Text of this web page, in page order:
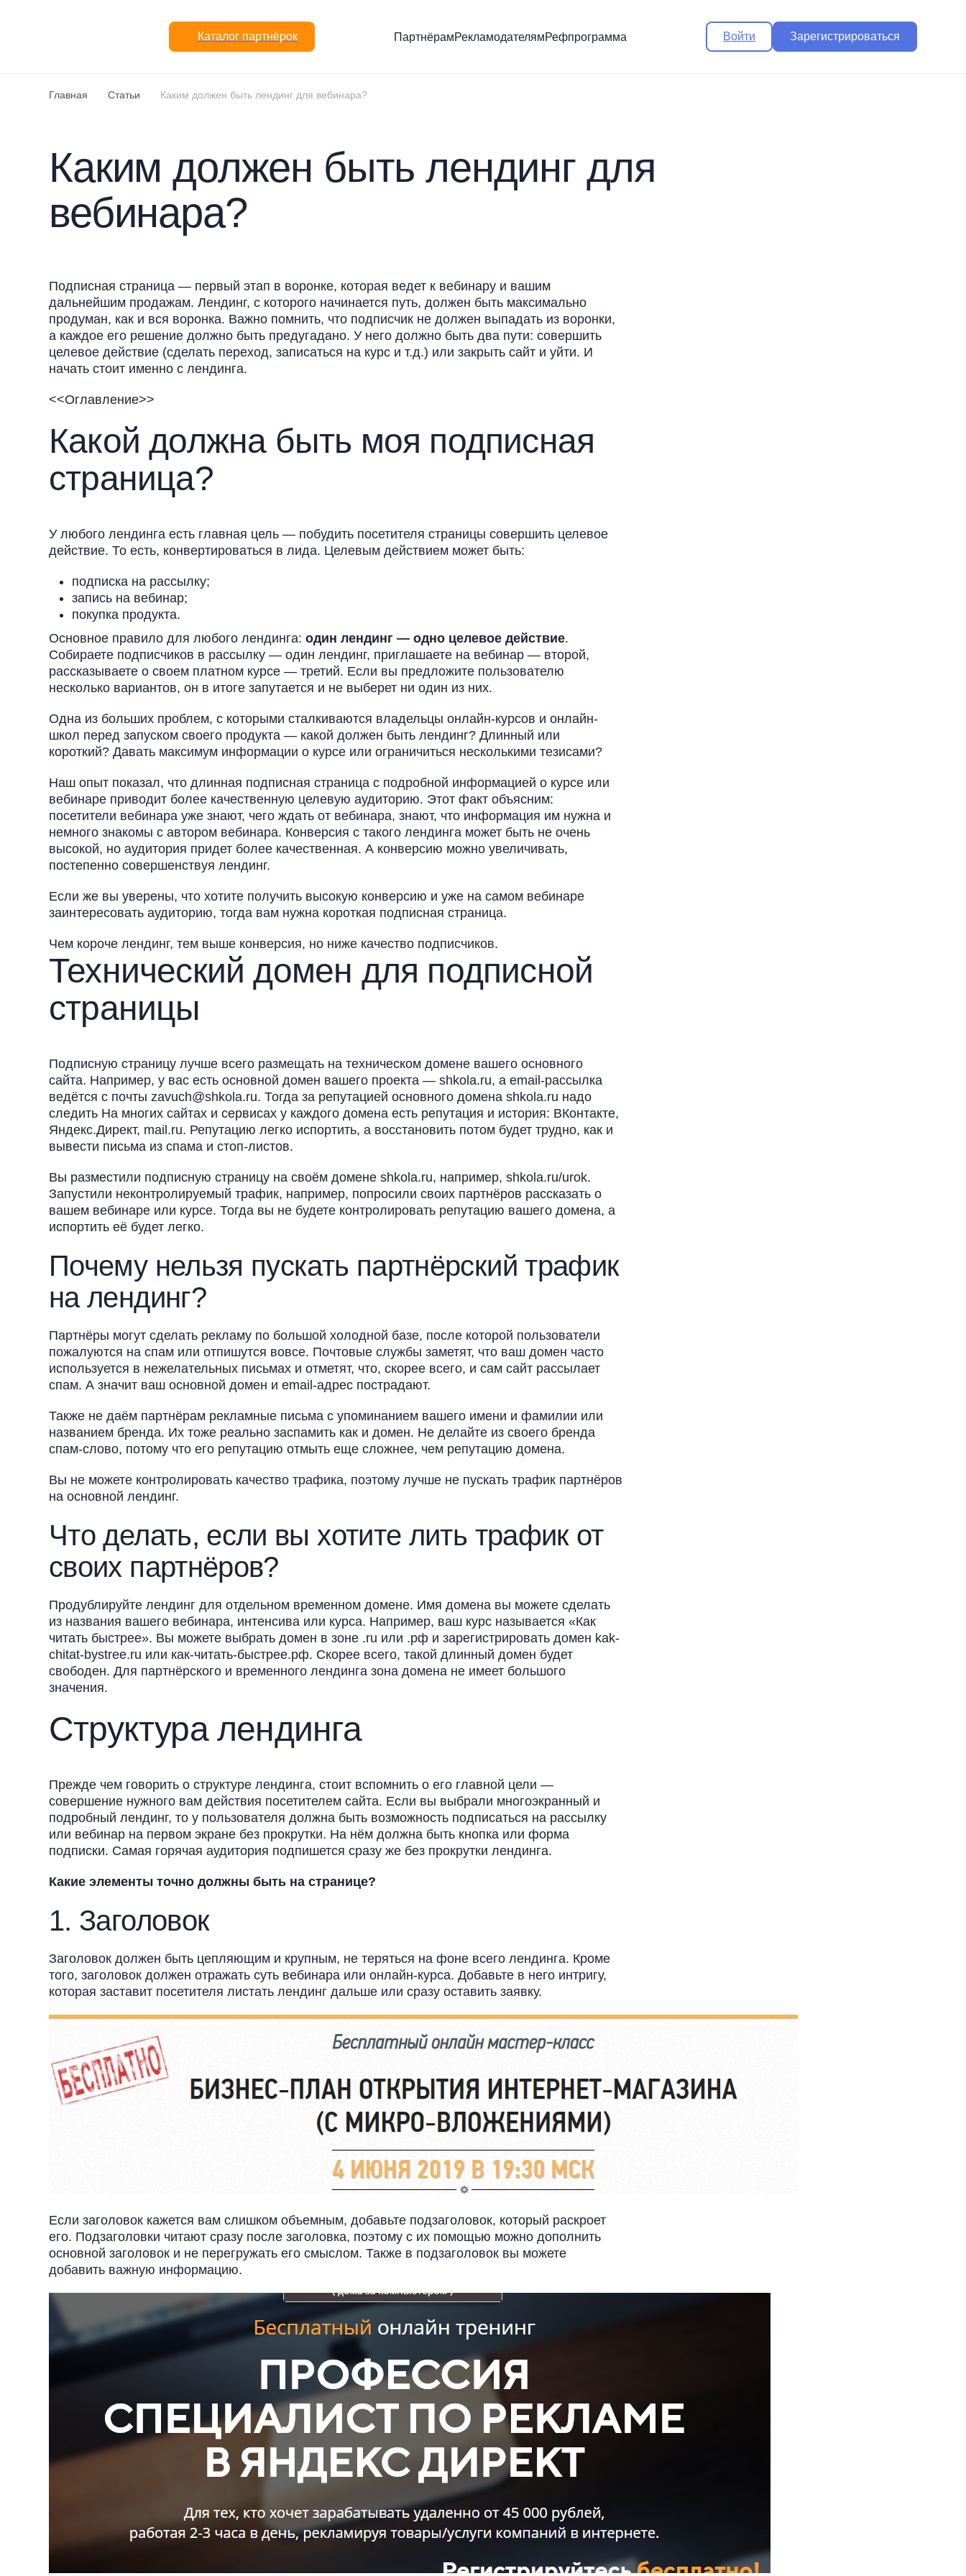
Каталог партнёрок ПартнёрамРекламодателямРефпрограмма Войти Зарегистрироваться
Главная Статьи Каким должен быть лендинг для вебинара?
Каким должен быть лендинг для
вебинара?
Подписная страница — первый этап в воронке, которая ведет к вебинару и вашим
дальнейшим продажам. Лендинг, с которого начинается путь, должен быть максимально
продуман, как и вся воронка. Важно помнить, что подписчик не должен выпадать из воронки,
а каждое его решение должно быть предугадано. У него должно быть два пути: совершить
целевое действие (сделать переход, записаться на курс и т.д.) или закрыть сайт и уйти. И
начать стоит именно с лендинга.
<<Оглавление>>
Какой должна быть моя подписная
страница?
У любого лендинга есть главная цель — побудить посетителя страницы совершить целевое
действие. То есть, конвертироваться в лида. Целевым действием может быть:
подписка на рассылку;
запись на вебинар;
покупка продукта.
Основное правило для любого лендинга: один лендинг — одно целевое действие.
Собираете подписчиков в рассылку — один лендинг, приглашаете на вебинар — второй,
рассказываете о своем платном курсе — третий. Если вы предложите пользователю
несколько вариантов, он в итоге запутается и не выберет ни один из них.
Одна из больших проблем, с которыми сталкиваются владельцы онлайн-курсов и онлайн-
школ перед запуском своего продукта — какой должен быть лендинг? Длинный или
короткий? Давать максимум информации о курсе или ограничиться несколькими тезисами?
Наш опыт показал, что длинная подписная страница с подробной информацией о курсе или
вебинаре приводит более качественную целевую аудиторию. Этот факт объясним:
посетители вебинара уже знают, чего ждать от вебинара, знают, что информация им нужна и
немного знакомы с автором вебинара. Конверсия с такого лендинга может быть не очень
высокой, но аудитория придет более качественная. А конверсию можно увеличивать,
постепенно совершенствуя лендинг.
Если же вы уверены, что хотите получить высокую конверсию и уже на самом вебинаре
заинтересовать аудиторию, тогда вам нужна короткая подписная страница.
Чем короче лендинг, тем выше конверсия, но ниже качество подписчиков.
Технический домен для подписной
страницы
Подписную страницу лучше всего размещать на техническом домене вашего основного
сайта. Например, у вас есть основной домен вашего проекта — shkola.ru, а email-рассылка
ведётся с почты zavuch@shkola.ru. Тогда за репутацией основного домена shkola.ru надо
следить На многих сайтах и сервисах у каждого домена есть репутация и история: ВКонтакте,
Яндекс.Директ, mail.ru. Репутацию легко испортить, а восстановить потом будет трудно, как и
вывести письма из спама и стоп-листов.
Вы разместили подписную страницу на своём домене shkola.ru, например, shkola.ru/urok.
Запустили неконтролируемый трафик, например, попросили своих партнёров рассказать о
вашем вебинаре или курсе. Тогда вы не будете контролировать репутацию вашего домена, а
испортить её будет легко.
Почему нельзя пускать партнёрский трафик
на лендинг?
Партнёры могут сделать рекламу по большой холодной базе, после которой пользователи
пожалуются на спам или отпишутся вовсе. Почтовые службы заметят, что ваш домен часто
используется в нежелательных письмах и отметят, что, скорее всего, и сам сайт рассылает
спам. А значит ваш основной домен и email-адрес пострадают.
Также не даём партнёрам рекламные письма с упоминанием вашего имени и фамилии или
названием бренда. Их тоже реально заспамить как и домен. Не делайте из своего бренда
спам-слово, потому что его репутацию отмыть еще сложнее, чем репутацию домена.
Вы не можете контролировать качество трафика, поэтому лучше не пускать трафик партнёров
на основной лендинг.
Что делать, если вы хотите лить трафик от
своих партнёров?
Продублируйте лендинг для отдельном временном домене. Имя домена вы можете сделать
из названия вашего вебинара, интенсива или курса. Например, ваш курс называется «Как
читать быстрее». Вы можете выбрать домен в зоне .ru или .рф и зарегистрировать домен kak-
chitat-bystree.ru или как-читать-быстрее.рф. Скорее всего, такой длинный домен будет
свободен. Для партнёрского и временного лендинга зона домена не имеет большого
значения.
Структура лендинга
Прежде чем говорить о структуре лендинга, стоит вспомнить о его главной цели —
совершение нужного вам действия посетителем сайта. Если вы выбрали многоэкранный и
подробный лендинг, то у пользователя должна быть возможность подписаться на рассылку
или вебинар на первом экране без прокрутки. На нём должна быть кнопка или форма
подписки. Самая горячая аудитория подпишется сразу же без прокрутки лендинга.
Какие элементы точно должны быть на странице?
1. Заголовок
Заголовок должен быть цепляющим и крупным, не теряться на фоне всего лендинга. Кроме
того, заголовок должен отражать суть вебинара или онлайн-курса. Добавьте в него интригу,
которая заставит посетителя листать лендинг дальше или сразу оставить заявку.
Если заголовок кажется вам слишком объемным, добавьте подзаголовок, который раскроет
его. Подзаголовки читают сразу после заголовка, поэтому с их помощью можно дополнить
основной заголовок и не перегружать его смыслом. Также в подзаголовок вы можете
добавить важную информацию.